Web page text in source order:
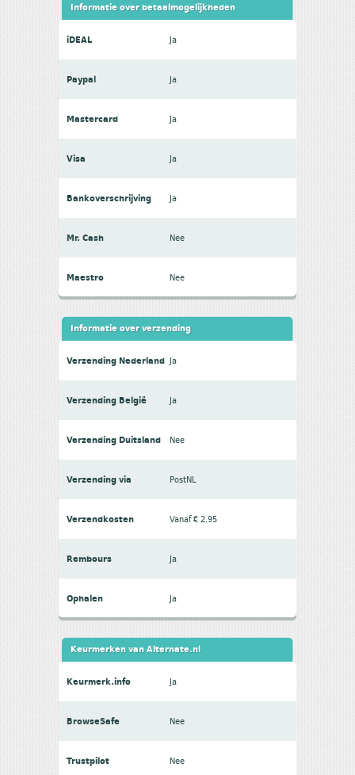
Informatie over betaalmogelijkheden
iDEAL Ja
Paypal Ja
Mastercard Ja
Visa Ja
Bankoverschrijving Ja
Mr. Cash Nee
Maestro Nee
Informatie over verzending
Verzending Nederland Ja
Verzending België Ja
Verzending Duitsland Nee
Verzending via PostNL
Verzendkosten Vanaf € 2.95
Rembours Ja
Ophalen Ja
Keurmerken van Alternate.nl
Keurmerk.info Ja
BrowseSafe Nee
Trustpilot Nee